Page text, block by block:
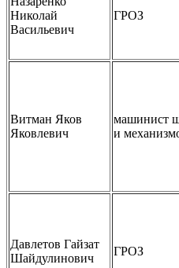
Николай
Васильевич
ГРОЗ
Витман Яков
Яковлевич
машинист
и
Давлетов Гайзат
Шайдулинович
ГРОЗ